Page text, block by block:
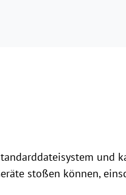
und
stoßen können,